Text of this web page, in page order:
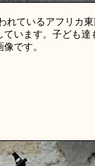
ているアフリカ
います。子ども達
です。